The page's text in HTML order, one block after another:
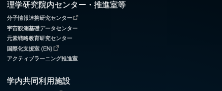
理学研究院内センター・推進室等
分子情報連携研究センター
宇宙観測基礎データセンター
元素戦略教育研究センター
国際化支援室 (EN)
アクティブラーニング推進室
学内共同利用施設